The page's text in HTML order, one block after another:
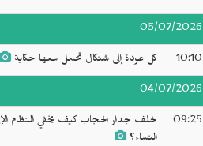
05/07/2026
10:10 كل عودة إلى شنكال تحمل معها حكاية
04/07/2026
09:25
خلف جدار الحجاب كيف يخفي النظام
النساء؟